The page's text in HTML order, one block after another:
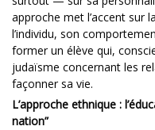
approche met l’accent sur
l’individu, son
former un élève qui,
judaïsme concernant les
façonner sa vie.
L’approche ethnique :
nation”